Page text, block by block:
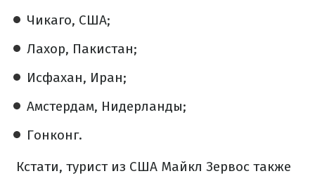
Чикаго, США;
Лахор, Пакистан;
Исфахан, Иран;
Амстердам, Нидерланды;
Гонконг.
Кстати, турист из США Майкл Зервос также